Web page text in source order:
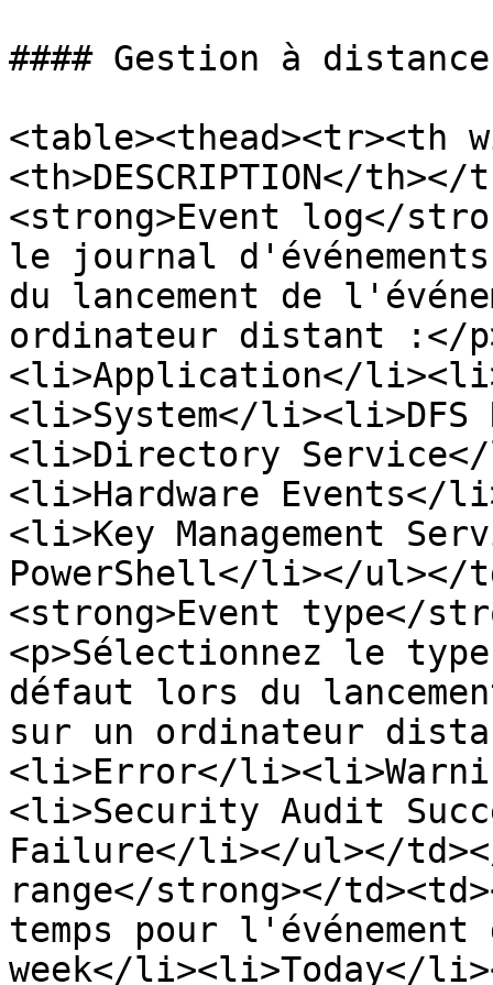
#### Gestion à distance
<table><thead><tr><th
<th>DESCRIPTION</
<strong>Event log</
le journal
du lancement de
ordinateur distant :</
<li>Application</
<li>System</
<li>Directory
<li>Hardware
<li>Key Management
PowerShell</li></ul></
<strong>Event type</
<p>Sélectionnez le
défaut lors du
sur un ordinateur
<li>Error</
<li>Security Audit
Failure</li></ul></
range</strong></
temps pour
week</li><li>Today</